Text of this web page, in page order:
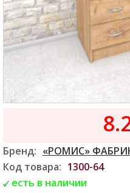
Бренд: «РОМИС»
Код товара: 1300-64
есть в наличии